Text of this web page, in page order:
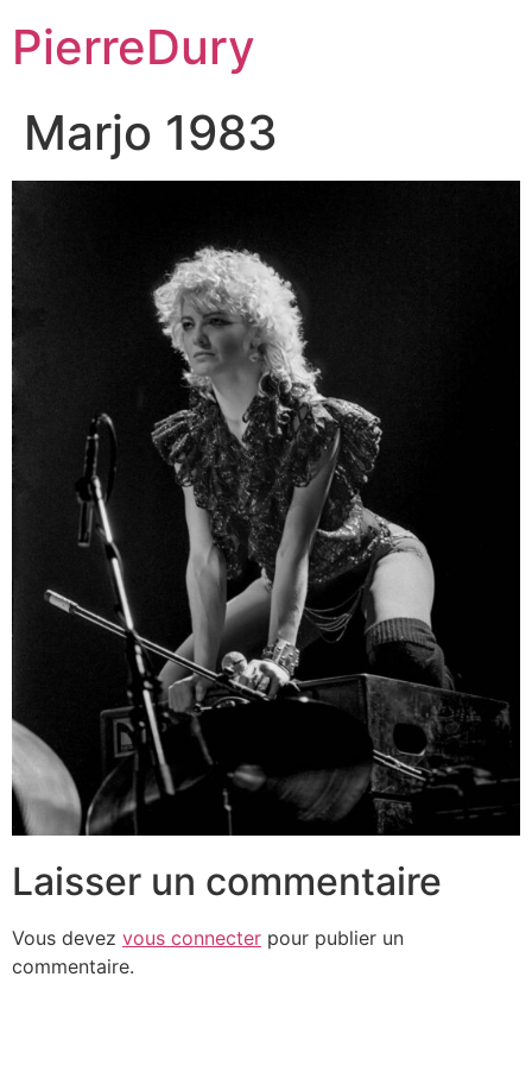
contenu
PierreDury
Marjo 1983
Laisser un commentaire
Vous devez vous connecter pour publier un
commentaire.